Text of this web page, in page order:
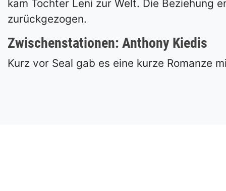
kam Tochter Leni zur Welt. Die Beziehung
zurückgezogen.
Zwischenstationen: Anthony Kiedis
Kurz vor Seal gab es eine kurze Romanze